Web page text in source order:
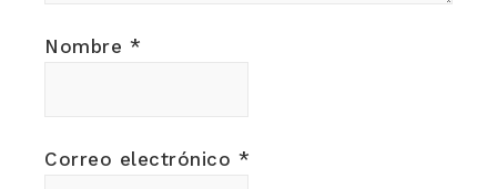
Nombre *
Correo electrónico *